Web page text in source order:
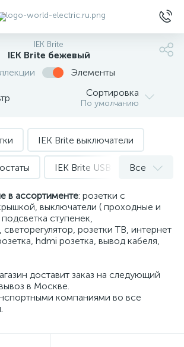
IEK Brite
IEK Brite бежевый
Элементы
Сортировка
По умолчанию
IEK Brite выключатели
IEK Brite USB зарядка
розетки
движения
Все
в ассортименте: розетки с
выключатели ( проходные и
ступенек,
светорегулятор, розетки ТВ, интернет
hdmi розетка, вывод кабеля,
доставит заказ на следующий
в Москве.
компаниями во все